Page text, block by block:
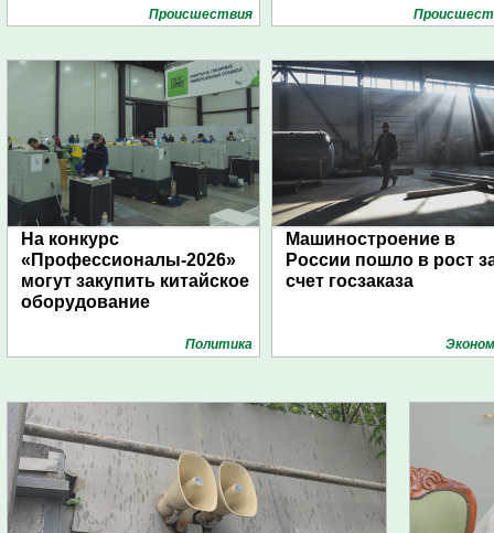
Проиcшествия
На конкурс
«Профессионалы-2026»
могут закупить китайское
оборудование
Политика
Машиностроение в
России пошло в рост
счет госзаказа